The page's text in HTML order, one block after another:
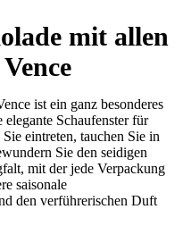
mit allen
ist ein ganz besonderes
Schaufenster für
eintreten, tauchen Sie in
Sie den seidigen
mit der jede Verpackung
saisonale
den verführerischen Duft